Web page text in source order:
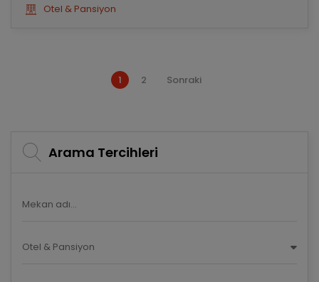
Otel & Pansiyon
1 2 Sonraki
Arama Tercihleri
Otel & Pansiyon